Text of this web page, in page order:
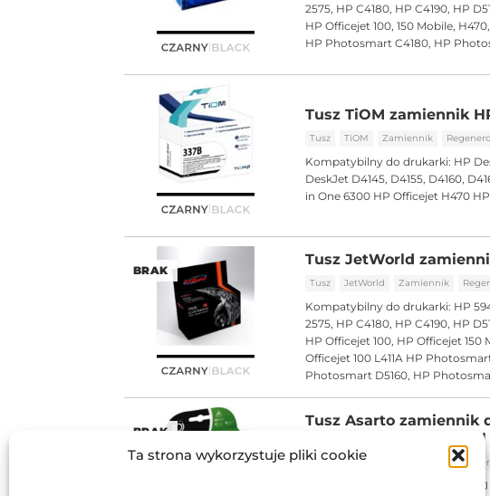
Ta strona wykorzystuje pliki cookie
2575, HP C4180, HP C4190, HP
HP Officejet 100, 150 Mobile,
HP Photosmart C4180, HP
Tusz TiOM zamiennik
Tusz TiOM Zamiennik
Kompatybilny do drukarki: HP
DeskJet D4145, D4155, D4160,
in One 6300 HP Officejet H470
BRAK
Tusz JetWorld
Tusz JetWorld Zamiennik
Kompatybilny do drukarki: HP
2575, HP C4180, HP C4190, HP
HP Officejet 100, HP Officejet 150
Officejet 100 L411A HP
Photosmart D5160, HP
BRAK
Tusz Asarto zamiennik
OfficeJet 100 150 H470
Tusz Asarto
HP